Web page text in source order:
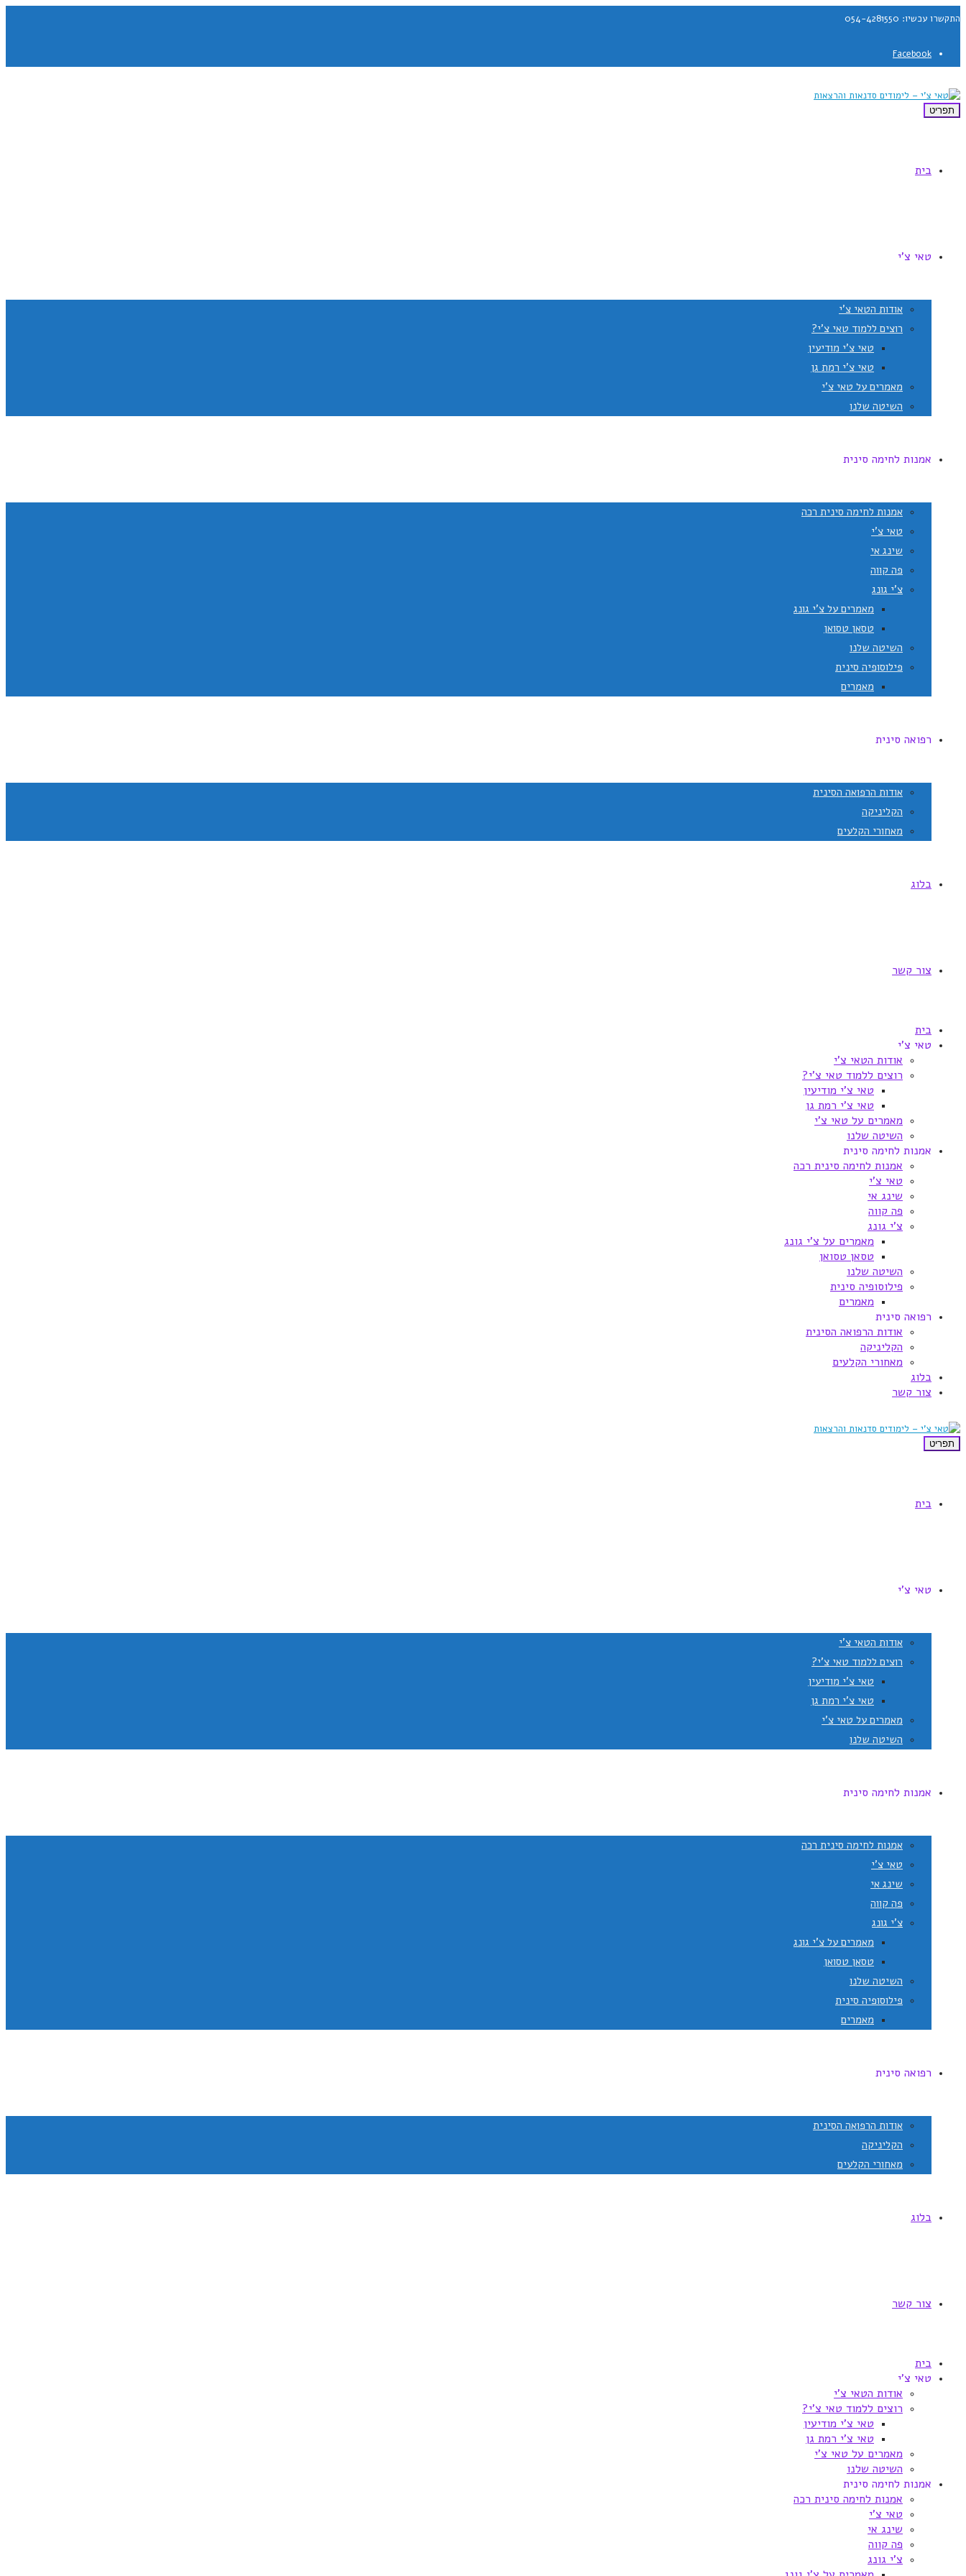
התקשרו עכשיו: 054-4281550
Facebook
תפריט
בית
טאי צ'י
אודות הטאי צ'י
רוצים ללמוד טאי צ'י?
טאי צ'י מודיעין
טאי צ'י רמת גן
מאמרים על טאי צ'י
השיטה שלנו
אמנות לחימה סינית
אמנות לחימה סינית רכה
טאי צ'י
שינג אי
פה קווה
צ'י גונג
מאמרים על צ'י גונג
טסאן טסואן
השיטה שלנו
פילוסופיה סינית
מאמרים
רפואה סינית
אודות הרפואה הסינית
הקליניקה
מאחורי הקלעים
בלוג
צור קשר
בית
טאי צ'י
אודות הטאי צ'י
רוצים ללמוד טאי צ'י?
טאי צ'י מודיעין
טאי צ'י רמת גן
מאמרים על טאי צ'י
השיטה שלנו
אמנות לחימה סינית
אמנות לחימה סינית רכה
טאי צ'י
שינג אי
פה קווה
צ'י גונג
מאמרים על צ'י גונג
טסאן טסואן
השיטה שלנו
פילוסופיה סינית
מאמרים
רפואה סינית
אודות הרפואה הסינית
הקליניקה
מאחורי הקלעים
בלוג
צור קשר
תפריט
בית
טאי צ'י
אודות הטאי צ'י
רוצים ללמוד טאי צ'י?
טאי צ'י מודיעין
טאי צ'י רמת גן
מאמרים על טאי צ'י
השיטה שלנו
אמנות לחימה סינית
אמנות לחימה סינית רכה
טאי צ'י
שינג אי
פה קווה
צ'י גונג
מאמרים על צ'י גונג
טסאן טסואן
השיטה שלנו
פילוסופיה סינית
מאמרים
רפואה סינית
אודות הרפואה הסינית
הקליניקה
מאחורי הקלעים
בלוג
צור קשר
בית
טאי צ'י
אודות הטאי צ'י
רוצים ללמוד טאי צ'י?
טאי צ'י מודיעין
טאי צ'י רמת גן
מאמרים על טאי צ'י
השיטה שלנו
אמנות לחימה סינית
אמנות לחימה סינית רכה
טאי צ'י
שינג אי
פה קווה
צ'י גונג